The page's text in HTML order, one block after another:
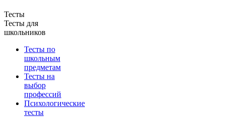
Тесты
Тесты для
школьников
Тесты по
школьным
предметам
Тесты на
выбор
профессий
Психологические
тесты